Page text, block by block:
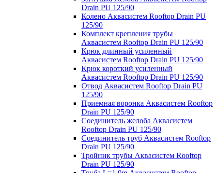
Drain PU 125/90
Колено Аквасистем Rooftop Drain PU
125/90
Комплект крепления трубы
Аквасистем Rooftop Drain PU 125/90
Крюк длинный усиленный
Аквасистем Rooftop Drain PU 125/90
Крюк короткий усиленный
Аквасистем Rooftop Drain PU 125/90
Отвод Аквасистем Rooftop Drain PU
125/90
Приемная воронка Аквасистем Rooftop
Drain PU 125/90
Соединитель желоба Аквасистем
Rooftop Drain PU 125/90
Соединитель труб Аквасистем Rooftop
Drain PU 125/90
Тройник трубы Аквасистем Rooftop
Drain PU 125/90